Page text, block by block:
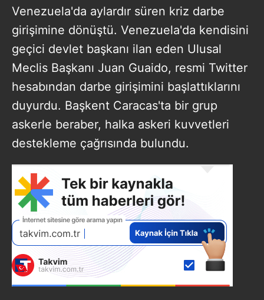
Venezuela'da aylardır süren kriz darbe
girişimine dönüştü. Venezuela'da kendisini
geçici devlet başkanı ilan eden Ulusal
Meclis Başkanı Juan Guaido, resmi Twitter
hesabından darbe girişimini başlattıklarını
duyurdu. Başkent Caracas'ta bir grup
askerle beraber, halka askeri kuvvetleri
destekleme çağrısında bulundu.